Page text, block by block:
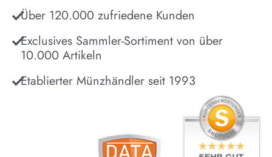
Über 120.000 zufriedene Kunden
Exclusives Sammler-Sortiment von über
10.000 Artikeln
Etablierter Münzhändler seit 1993